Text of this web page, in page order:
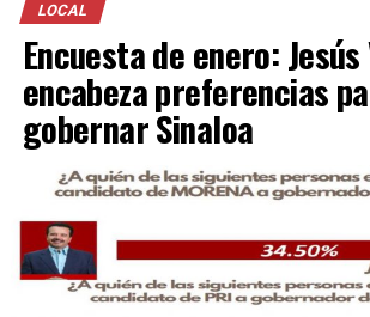
LOCAL
Encuesta de enero:
encabeza preferencias
gobernar Sinaloa